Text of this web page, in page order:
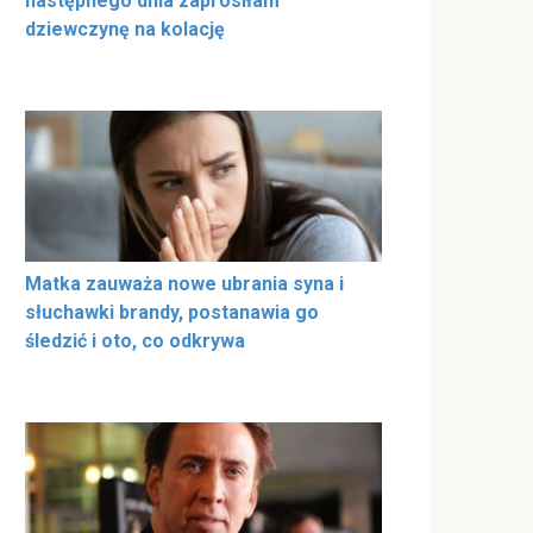
dziewczynę na kolację
Matka zauważa nowe ubrania syna i
słuchawki brandy, postanawia go
śledzić i oto, co odkrywa